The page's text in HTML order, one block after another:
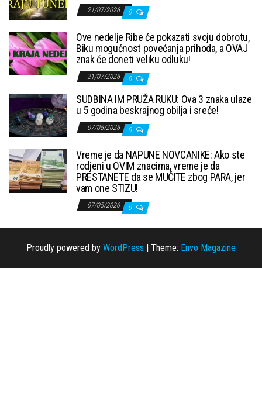
21/07/2026 0
Ove nedelje Ribe će pokazati svoju dobrotu,
Biku mogućnost povećanja prihoda, a OVAJ
znak će doneti veliku odluku!
21/07/2026 0
SUDBINA IM PRUŽA RUKU: Ova 3 znaka ulaze
u 5 godina beskrajnog obilja i sreće!
07/05/2026 0
Vreme je da NAPUNE NOVCANIKE: Ako ste
rodjeni u OVIM znacima, vreme je da
PRESTANETE da se MUČITE zbog PARA, jer
vam one STIZU!
07/05/2026 0
Proudly powered by WordPress Theme: Envo Magazine